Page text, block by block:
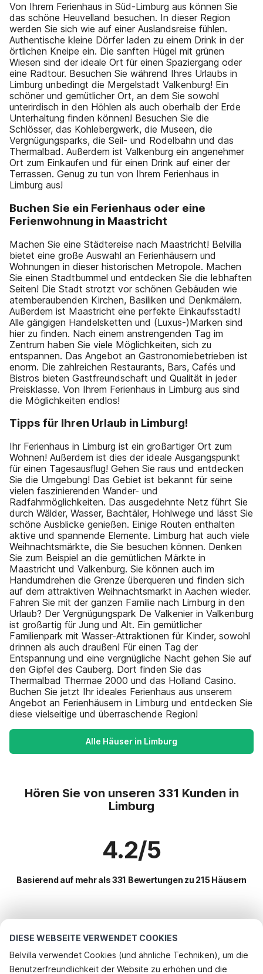
DIESE WEBSEITE VERWENDET COOKIES
Belvilla verwendet Cookies (und ähnliche Techniken), um die
Benutzerfreundlichkeit der Website zu erhöhen und die
Von Ihrem Ferienhaus in Süd-Limburg aus können Sie
das schöne Heuvelland besuchen. In dieser Region
werden Sie sich wie auf einer Auslandsreise fühlen.
Authentische kleine Dörfer laden zu einem Drink in der
örtlichen Kneipe ein. Die sanften Hügel mit grünen
Wiesen sind der ideale Ort für einen Spaziergang oder
eine Radtour. Besuchen Sie während Ihres Urlaubs in
Limburg unbedingt die Mergelstadt Valkenburg! Ein
schöner und gemütlicher Ort, an dem Sie sowohl
unterirdisch in den Höhlen als auch oberhalb der Erde
Unterhaltung finden können! Besuchen Sie die
Schlösser, das Kohlebergwerk, die Museen, die
Vergnügungsparks, die Seil- und Rodelbahn und das
Thermalbad. Außerdem ist Valkenburg ein angenehmer
Ort zum Einkaufen und für einen Drink auf einer der
Terrassen. Genug zu tun von Ihrem Ferienhaus in
Limburg aus!
Buchen Sie ein Ferienhaus oder eine
Ferienwohnung in Maastricht
Machen Sie eine Städtereise nach Maastricht! Belvilla
bietet eine große Auswahl an Ferienhäusern und
Wohnungen in dieser historischen Metropole. Machen
Sie einen Stadtbummel und entdecken Sie die lebhaften
Seiten! Die Stadt strotzt vor schönen Gebäuden wie
atemberaubenden Kirchen, Basiliken und Denkmälern.
Außerdem ist Maastricht eine perfekte Einkaufsstadt!
Alle gängigen Handelsketten und (Luxus-)Marken sind
hier zu finden. Nach einem anstrengenden Tag im
Zentrum haben Sie viele Möglichkeiten, sich zu
entspannen. Das Angebot an Gastronomiebetrieben ist
enorm. Die zahlreichen Restaurants, Bars, Cafés und
Bistros bieten Gastfreundschaft und Qualität in jeder
Preisklasse. Von Ihrem Ferienhaus in Limburg aus sind
die Möglichkeiten endlos!
Tipps für Ihren Urlaub in Limburg!
Ihr Ferienhaus in Limburg ist ein großartiger Ort zum
Wohnen! Außerdem ist dies der ideale Ausgangspunkt
für einen Tagesausflug! Gehen Sie raus und entdecken
Sie die Umgebung! Das Gebiet ist bekannt für seine
vielen faszinierenden Wander- und
Radfahrmöglichkeiten. Das ausgedehnte Netz führt Sie
durch Wälder, Wasser, Bachtäler, Hohlwege und lässt Sie
schöne Ausblicke genießen. Einige Routen enthalten
aktive und spannende Elemente. Limburg hat auch viele
Weihnachtsmärkte, die Sie besuchen können. Denken
Sie zum Beispiel an die gemütlichen Märkte in
Maastricht und Valkenburg. Sie können auch im
Handumdrehen die Grenze überqueren und finden sich
auf dem attraktiven Weihnachtsmarkt in Aachen wieder.
Fahren Sie mit der ganzen Familie nach Limburg in den
Urlaub? Der Vergnügungspark De Valkenier in Valkenburg
ist großartig für Jung und Alt. Ein gemütlicher
Familienpark mit Wasser-Attraktionen für Kinder, sowohl
drinnen als auch draußen! Für einen Tag der
Entspannung und eine vergnügliche Nacht gehen Sie auf
den Gipfel des Cauberg. Dort finden Sie das
Thermalbad Thermae 2000 und das Holland Casino.
Buchen Sie jetzt Ihr ideales Ferienhaus aus unserem
Angebot an Ferienhäusern in Limburg und entdecken Sie
diese vielseitige und überraschende Region!
Alle Häuser in Limburg
Hören Sie von unseren 331 Kunden in
Limburg
4.2/5
Basierend auf mehr als 331 Bewertungen zu 215 Häusern
Beliebte Ausstattungen für Urlaub in Limburg
Ferienhaus auf einem Ferienpark